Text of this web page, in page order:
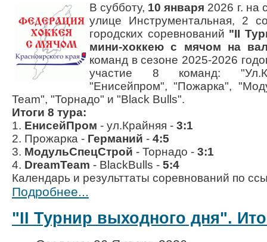
В субботу, 10 января 2026 г. на
улице Инструментальная, 2
городских соревнований "II
мини-хоккею с мячом на
команд в сезоне 2025-2026
участие 8 команд:
"Енисейпром","Пожарка",
Team", "Торнадо" и "Black Bulls".
Итоги 8 тура:
1. ЕнисейПром - ул.Крайняя - 3:1
2. Прожарка - Германий - 4:5
3. МодульСпецСтрой - Торнадо - 3:1
4. DreamTeam - BlackBulls - 5:4
Календарь и результтаты соревнований по
Подробнее...
"II Турнир выходного дня".